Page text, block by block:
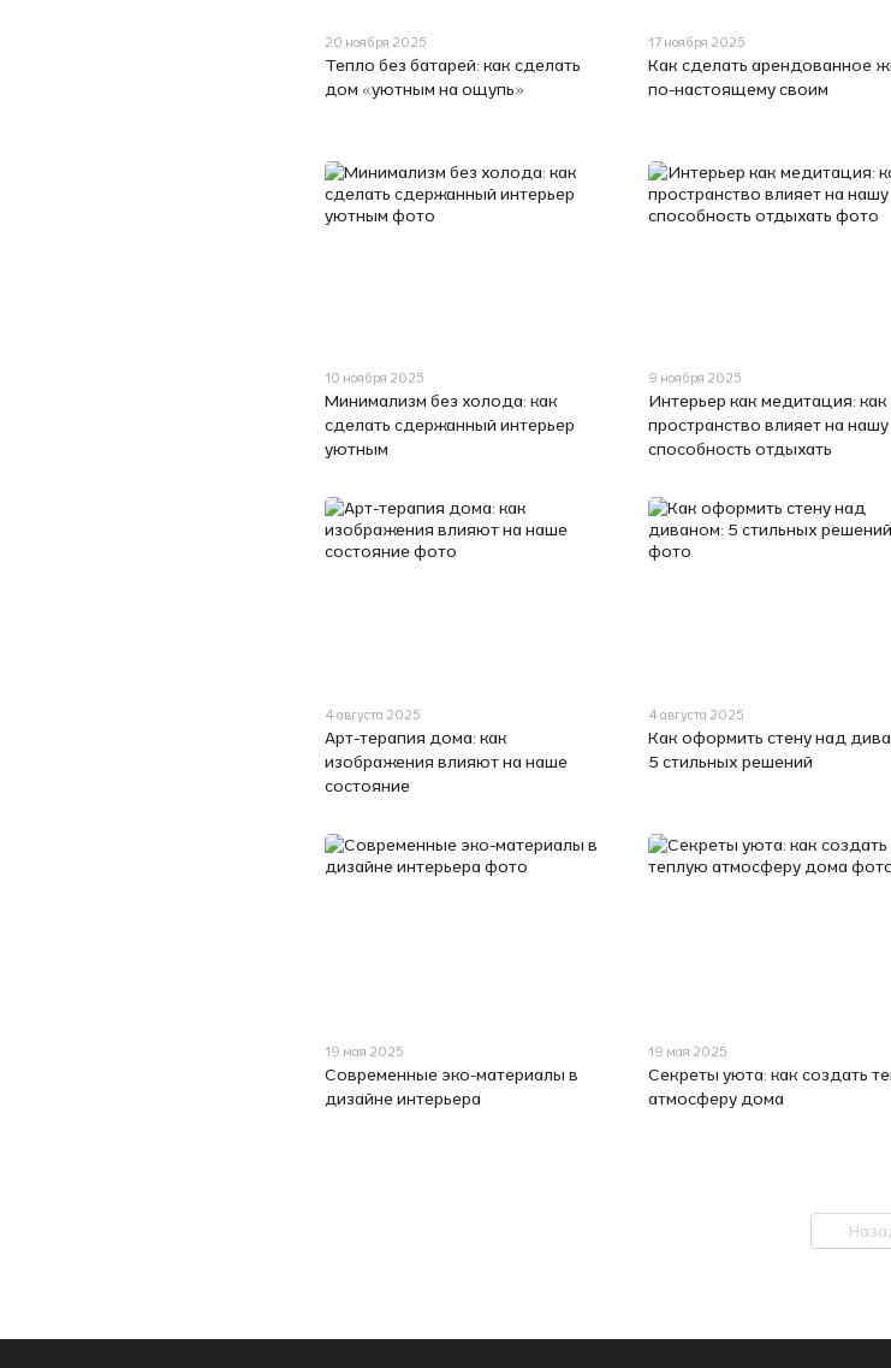
20 ноября 2025
Тепло без батарей: как сделать
дом «уютным на ощупь»
17 ноября 2025
Как сделать арендованное
по-настоящему своим
10 ноября 2025
Минимализм без холода: как
сделать сдержанный интерьер
уютным
9 ноября 2025
Интерьер как медитация: как
пространство влияет на нашу
способность отдыхать
4 августа 2025
Арт-терапия дома: как
изображения влияют на наше
состояние
4 августа 2025
Как оформить стену над
5 стильных решений
19 мая 2025
Современные эко-материалы в
дизайне интерьера
19 мая 2025
Секреты уюта: как создать
атмосферу дома